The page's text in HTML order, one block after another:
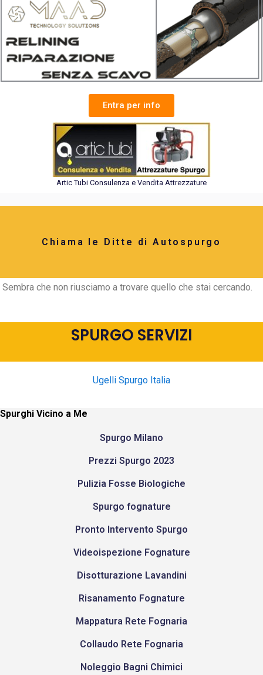
Entra per info
Artic Tubi Consulenza e Vendita Attrezzature
Chiama le Ditte di Autospurgo
Sembra che non riusciamo a trovare quello che stai cercando.
SPURGO SERVIZI
Ugelli Spurgo Italia
Spurghi Vicino a Me
Spurgo Milano
Prezzi Spurgo 2023
Pulizia Fosse Biologiche
Spurgo fognature
Pronto Intervento Spurgo
Videoispezione Fognature
Disotturazione Lavandini
Risanamento Fognature
Mappatura Rete Fognaria
Collaudo Rete Fognaria
Noleggio Bagni Chimici